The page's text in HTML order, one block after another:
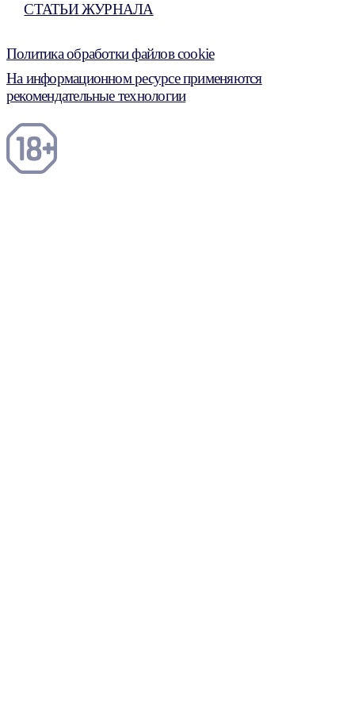
СТАТЬИ ЖУРНАЛА
Политика обработки файлов cookie
На информационном ресурсе применяются
рекомендательные технологии